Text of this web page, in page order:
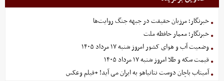
خبرنگار؛ مرزبان حقیقت در جبهه جنگ روایت‌ها
خبرنگار؛ معمار حافظه ملت
وضعیت آب و هوای کشور امروز شنبه ۱۷ مرداد ۱۴۰۵
قیمت سکه و طلا امروز شنبه ۱۷ مرداد ۱۴۰۵
آمیتاب باچان دوست نتانیاهو به ایران می آید! +فیلم وعکس